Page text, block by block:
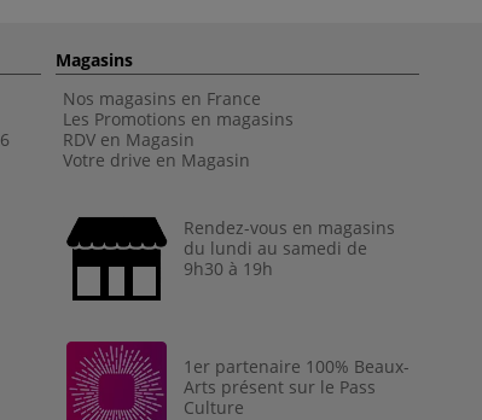
6
Magasins
Nos magasins en France
Les Promotions en magasins
RDV en Magasin
Votre drive en Magasin
Rendez-vous en magasins
du lundi au samedi de
9h30 à 19h
1er partenaire 100% Beaux-
Arts présent sur le Pass
Culture